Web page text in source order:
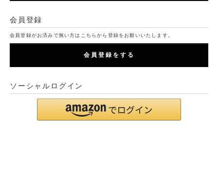
会員登録
会員登録がお済みで無い方はこちらから登録をお願いいたします。
会員登録をする
ソーシャルログイン